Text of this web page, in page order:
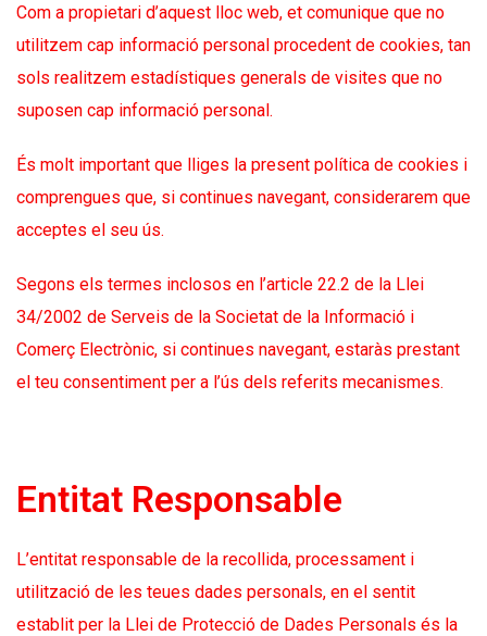
Com a propietari d’aquest lloc web, et comunique que no
utilitzem cap informació personal procedent de cookies, tan
sols realitzem estadístiques generals de visites que no
suposen cap informació personal.
És molt important que lliges la present política de cookies i
comprengues que, si continues navegant, considerarem que
acceptes el seu ús.
Segons els termes inclosos en l’article 22.2 de la Llei
34/2002 de Serveis de la Societat de la Informació i
Comerç Electrònic, si continues navegant, estaràs prestant
el teu consentiment per a l’ús dels referits mecanismes.
Entitat Responsable
L’entitat responsable de la recollida, processament i
utilització de les teues dades personals, en el sentit
establit per la Llei de Protecció de Dades Personals és la